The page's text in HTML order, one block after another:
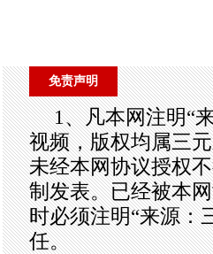
免责声明
1、凡本网注明“
视频，版权均属三
未经本网协议授权
制发表。已经被本
时必须注明“来源：
任。